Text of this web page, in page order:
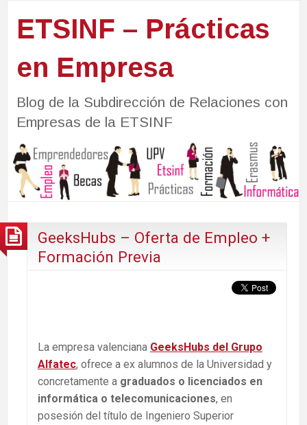
ETSINF – Prácticas
en Empresa
Blog de la Subdirección de Relaciones con
Empresas de la ETSINF
GeeksHubs – Oferta de Empleo +
Formación Previa
La empresa valenciana GeeksHubs del Grupo
Alfatec, ofrece a ex alumnos de la Universidad y
concretamente a graduados o licenciados en
informática o telecomunicaciones, en
posesión del título de Ingeniero Superior